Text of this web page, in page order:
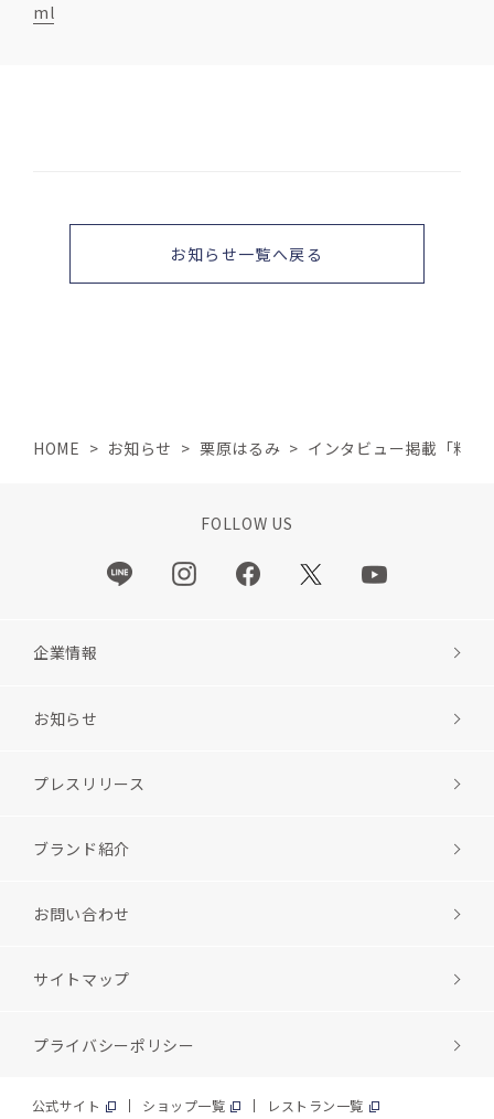
ml
お知らせ一覧へ戻る
HOME > お知らせ > 栗原はるみ > インタビュー掲載「料
FOLLOW US
企業情報
お知らせ
プレスリリース
ブランド紹介
お問い合わせ
サイトマップ
プライバシーポリシー
公式サイト ショップ一覧 レストラン一覧